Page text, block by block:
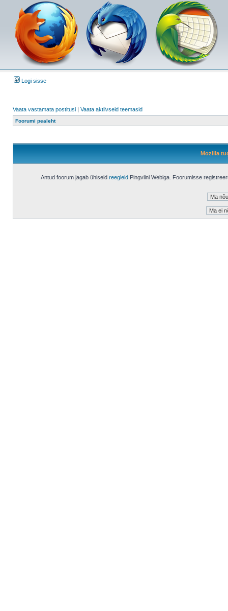
Logi sisse
Vaata vastamata postitusi | Vaata aktiivseid teemasid
Foorumi pealeht
Mozilla
Antud foorum jagab ühiseid reegleid Pingviini Webiga. Foorumisse